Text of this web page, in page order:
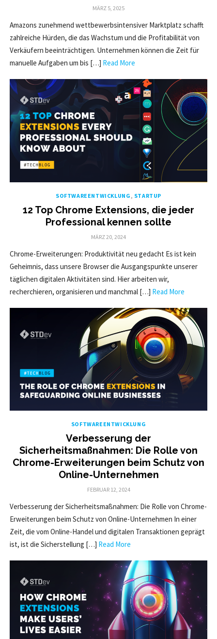
POSTED
MÄRZ 5, 2025
Amazons zunehmend wettbewerbsintensiver Marktplatz schafft
zahlreiche Hürden, die das Wachstum und die Profitabilität von
Verkäufern beeinträchtigen. Unternehmen können die Zeit für
manuelle Aufgaben um bis […] Read More
SOFTWAREENTWICKLUNG , STARTUP
12 Top Chrome Extensions, die jeder
Professional kennen sollte
POSTED
MÄRZ 20, 2024
Chrome-Erweiterungen: Produktivität neu gedacht Es ist kein
Geheimnis, dass unsere Browser die Ausgangspunkte unserer
täglichen digitalen Aktivitäten sind. Hier arbeiten wir,
recherchieren, organisieren und manchmal […] Read More
SOFTWAREENTWICKLUNG
Verbesserung der
Sicherheitsmaßnahmen: Die Rolle von
Chrome-Erweiterungen beim Schutz von
Online-Unternehmen
POSTED
FEBRUAR 12, 2024
Verbesserung der Sicherheitsmaßnahmen: Die Rolle von Chrome-
Erweiterungen beim Schutz von Online-Unternehmen In einer
Zeit, die vom Online-Handel und digitalen Transaktionen geprägt
ist, ist die Sicherstellung […] Read More